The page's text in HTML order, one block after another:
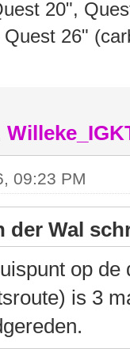
20",
26"
09:23 PM
der Wal
op
is 3